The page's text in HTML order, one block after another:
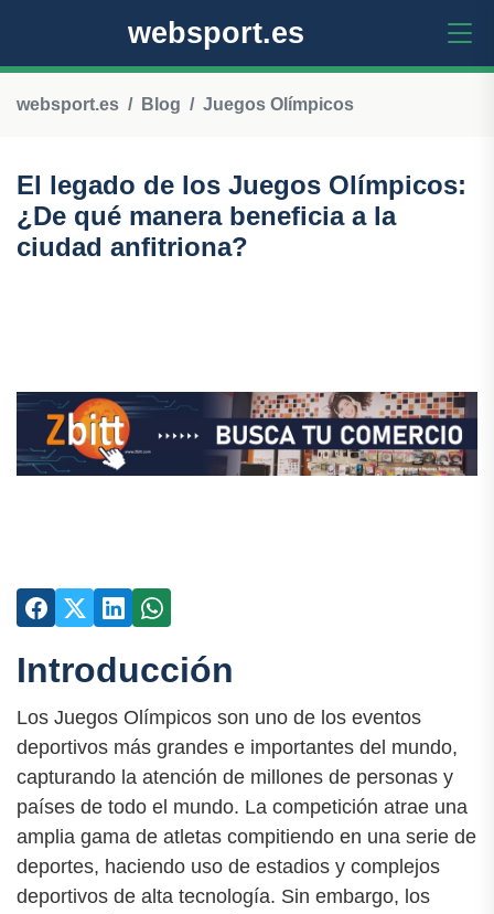
websport.es
websport.es Blog Juegos Olímpicos
El legado de los Juegos Olímpicos:
¿De qué manera beneficia a la
ciudad anfitriona?
Introducción
Los Juegos Olímpicos son uno de los eventos
deportivos más grandes e importantes del mundo,
capturando la atención de millones de personas y
países de todo el mundo. La competición atrae una
amplia gama de atletas compitiendo en una serie de
deportes, haciendo uso de estadios y complejos
deportivos de alta tecnología. Sin embargo, los